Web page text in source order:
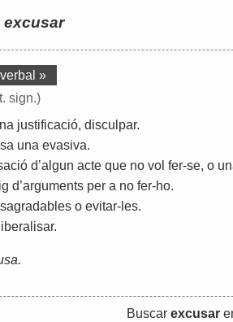
excusar
»
sign.)
justificació, disculpar.
una evasiva.
d’algun acte que no vol fer-se, o
d’arguments per a no fer-ho.
o evitar- les.
lliberalisar.
Buscar excusar